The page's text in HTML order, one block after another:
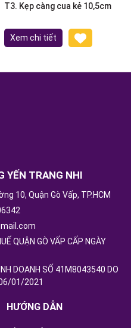
T3. Kẹp càng cua kẻ 10,5cm
Xem chi tiết
YẾN TRANG NHI
10, Quận Gò Vấp, TP.HCM
QUẬN GÒ VẤP CẤP NGÀY
DOANH SỐ 41M8043540 DO
06/01/2021
HƯỚNG DẪN